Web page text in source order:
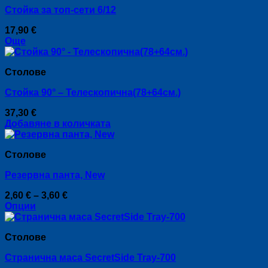
page
Стойка за топ-сети 6/12
17,90 €
Още
Столове
Стойка 90° – Телескопична(78+64см.)
37,30 €
Добавяне в количката
Столове
Резервна панта, New
2,60 € – 3,60 €Price
2,60 €
Опции
This
has
variants.
Столове
Странична маса SecretSide Tray-700